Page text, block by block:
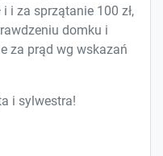
i za sprzątanie 100 zł,
domku i
za prąd wg wskazań
i sylwestra!